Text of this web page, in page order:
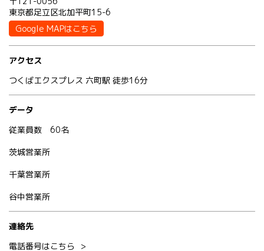
東京都足立区北加平町15-6
Google MAPはこちら
アクセス
つくばエクスプレス 六町駅 徒歩16分
データ
従業員数 60名
茨城営業所
千葉営業所
谷中営業所
連絡先
電話番号はこちら